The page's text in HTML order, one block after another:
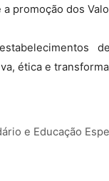
promoção dos
ética e
e Educação